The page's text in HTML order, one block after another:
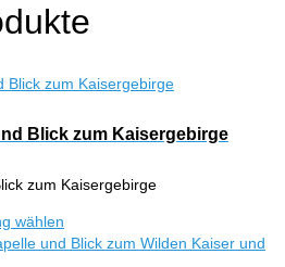
Blick zum Kaisergebirge
zum Kaisergebirge
wählen
Produkt